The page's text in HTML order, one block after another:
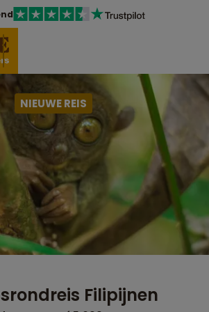
NIEUWE REIS
Filipijnen